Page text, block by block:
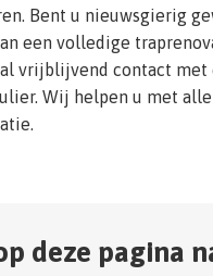
Bent u nieuwsgierig
een volledige
vrijblijvend contact met
Wij helpen u met
deze pagina